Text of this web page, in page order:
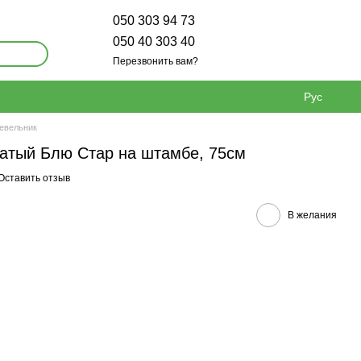
050 303 94 73
050 40 303 40
Перезвонить вам?
Рус
Блю Стар на штамбе, 75см
отзыв
В желания